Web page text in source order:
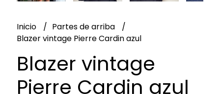
Inicio
Partes de arriba
Blazer vintage Pierre Cardin azul
Blazer vintage
Pierre Cardin azul